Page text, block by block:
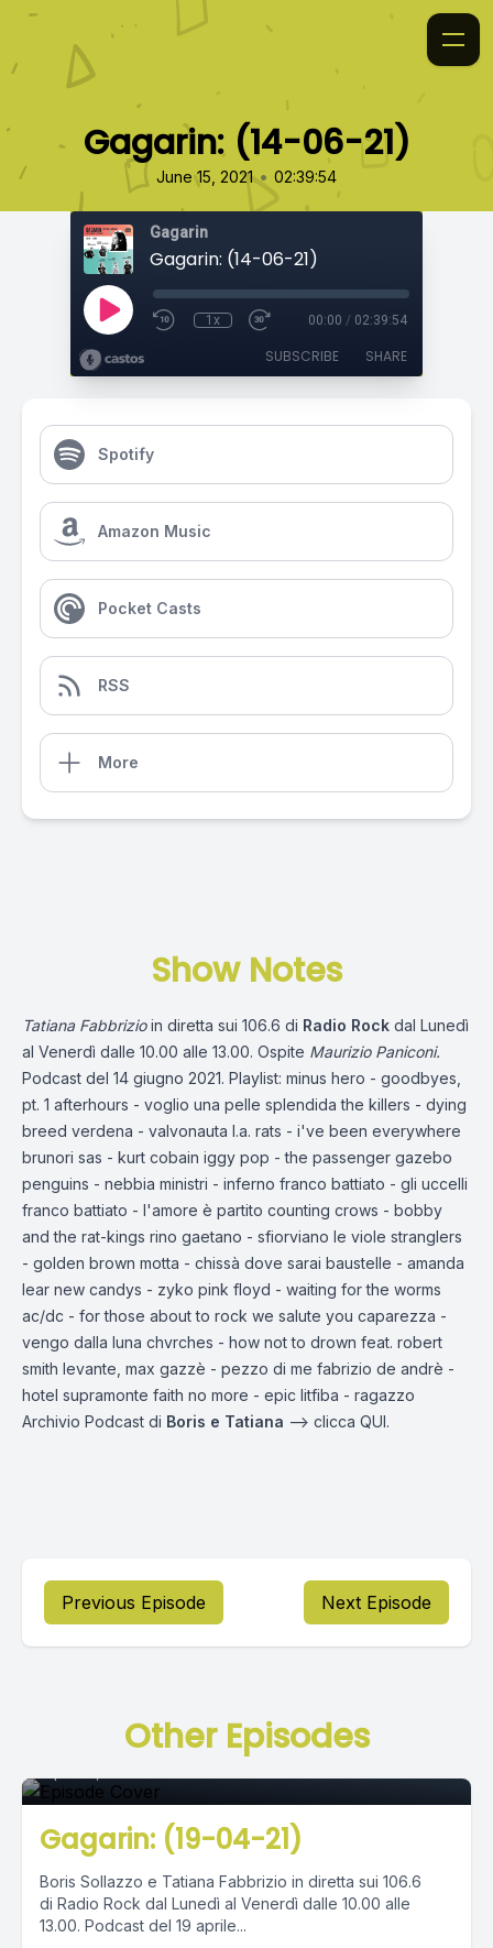
Gagarin: (14-06-21)
June 15, 2021 • 02:39:54
Gagarin
Gagarin: (14-06-21)
1x 00:00 / 02:39:54
SUBSCRIBE SHARE
Spotify
Amazon Music
Pocket Casts
RSS
More
Show Notes
Tatiana Fabbrizioin diretta sui 106.6 di Radio Rock dal Lunedì
al Venerdì dalle 10.00 alle 13.00. Ospite Maurizio Paniconi.
Podcast del 14 giugno 2021. Playlist: minus hero - goodbyes,
pt. 1 afterhours - voglio una pelle splendida the killers - dying
breed verdena - valvonauta l.a. rats - i've been everywhere
brunori sas - kurt cobain iggy pop - the passenger gazebo
penguins - nebbia ministri - inferno franco battiato - gli uccelli
franco battiato - l'amore è partito counting crows - bobby
and the rat-kings rino gaetano - sfiorviano le viole stranglers
- golden brown motta - chissà dove sarai baustelle - amanda
lear new candys - zyko pink floyd - waiting for the worms
ac/dc - for those about to rock we salute you caparezza -
vengo dalla luna chvrches - how not to drown feat. robert
smith levante, max gazzè - pezzo di me fabrizio de andrè -
hotel supramonte faith no more - epic litfiba - ragazzo
Archivio Podcast di Boris e Tatiana —-> clicca QUI.
Previous Episode Next Episode
Other Episodes
Episode 0
Gagarin: (19-04-21)
Boris Sollazzo e Tatiana Fabbrizio in diretta sui 106.6
di Radio Rock dal Lunedì al Venerdì dalle 10.00 alle
13.00. Podcast del 19 aprile...